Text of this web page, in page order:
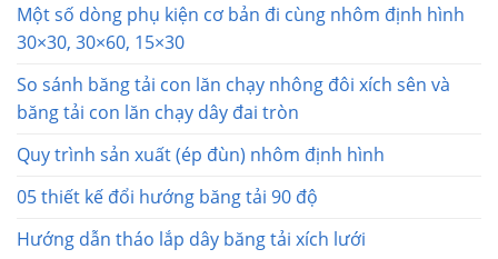
Một số dòng phụ kiện cơ bản đi cùng nhôm định hình
30×30, 30×60, 15×30
So sánh băng tải con lăn chạy nhông đôi xích sên và
băng tải con lăn chạy dây đai tròn
Quy trình sản xuất (ép đùn) nhôm định hình
05 thiết kế đổi hướng băng tải 90 độ
Hướng dẫn tháo lắp dây băng tải xích lưới